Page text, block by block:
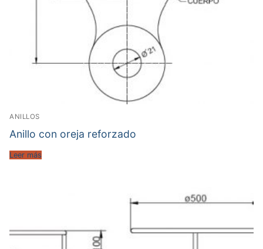
ANILLOS
Anillo con oreja reforzado
Leer más